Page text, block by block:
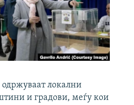
одржуваат локални
и градови, меѓу кои